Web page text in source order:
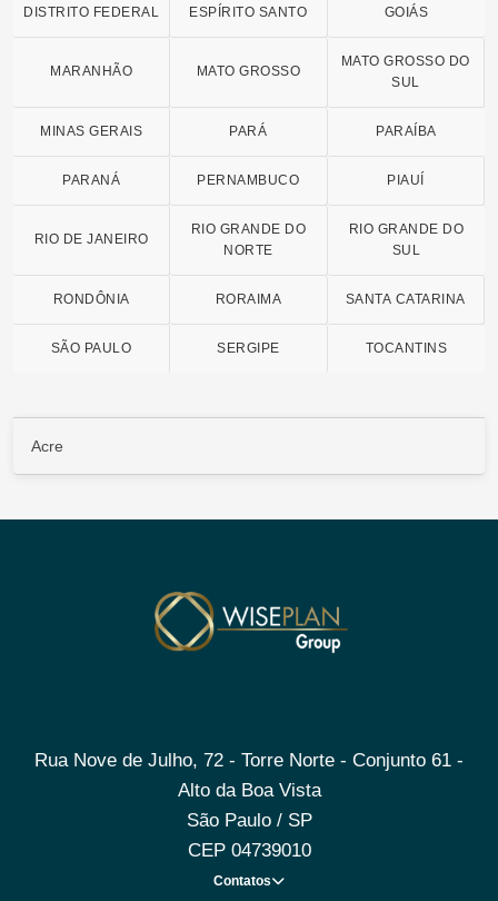
DISTRITO FEDERAL ESPÍRITO SANTO GOIÁS
MARANHÃO MATO GROSSO
MATO GROSSO DO
SUL
MINAS GERAIS PARÁ PARAÍBA
PARANÁ PERNAMBUCO PIAUÍ
RIO DE JANEIRO
RIO GRANDE DO
NORTE
RIO GRANDE DO
SUL
RONDÔNIA RORAIMA SANTA CATARINA
SÃO PAULO SERGIPE TOCANTINS
Acre
Rua Nove de Julho, 72 - Torre Norte - Conjunto 61 -
Alto da Boa Vista
São Paulo / SP
CEP 04739010
Contatos